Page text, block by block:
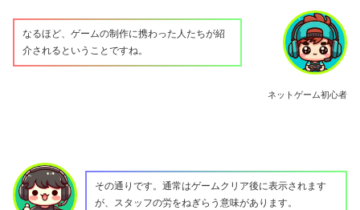
ネットゲーム初心者
なるほど、ゲームの制作に携わった人たちが紹
介されるということですね。
その通りです。通常はゲームクリア後に表示されます
が、スタッフの労をねぎらう意味があります。